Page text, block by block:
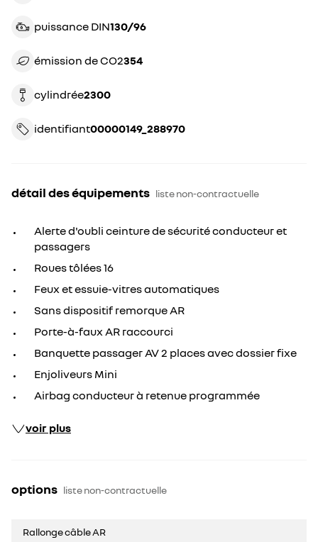
puissance DIN 130/96
émission de CO2 354
cylindrée 2300
identifiant 00000149_288970
détail des équipements liste non-contractuelle
Alerte d'oubli ceinture de sécurité conducteur et
passagers
Roues tôlées 16
Feux et essuie-vitres automatiques
Sans dispositif remorque AR
Porte-à-faux AR raccourci
Banquette passager AV 2 places avec dossier fixe
Enjoliveurs Mini
Airbag conducteur à retenue programmée
voir plus
options liste non-contractuelle
Rallonge câble AR